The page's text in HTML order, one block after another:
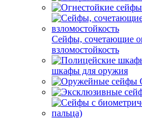
Сейфы, сочетающие
взломостойкость
шкафы для оружия